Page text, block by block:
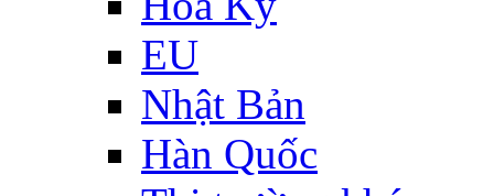
EU
Nhật Bản
Hàn Quốc